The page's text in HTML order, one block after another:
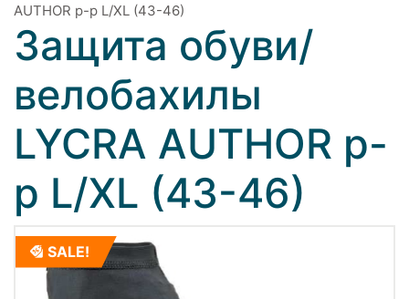
AUTHOR р-р L/XL (43-46)
Защита обуви/
велобахилы
LYCRA AUTHOR р-
р L/XL (43-46)
SALE!